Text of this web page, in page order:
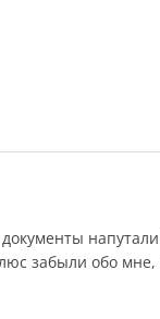
забыли обо мне,